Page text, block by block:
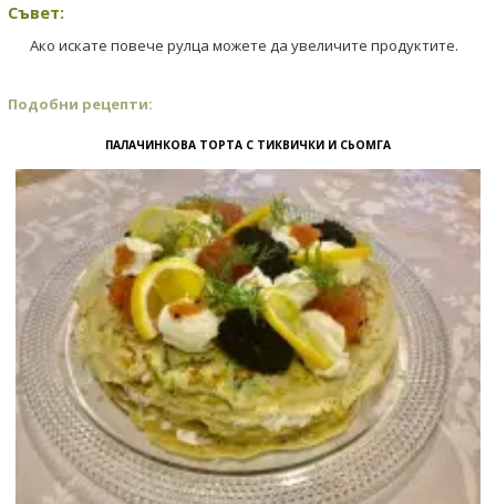
Съвет:
Ако искате повече рулца можете да увеличите продуктите.
Подобни рецепти:
ПАЛАЧИНКОВА ТОРТА С ТИКВИЧКИ И СЬОМГА